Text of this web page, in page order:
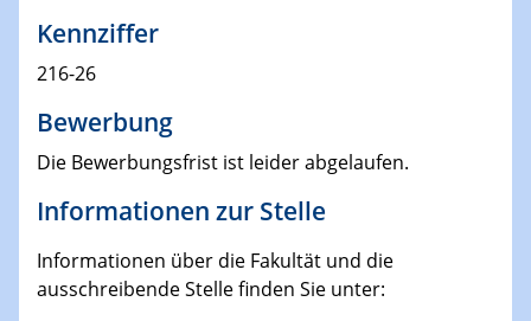
Kennziffer
216-26
Bewerbung
Die Bewerbungsfrist ist leider abgelaufen.
Informationen zur Stelle
Informationen über die Fakultät und die
ausschreibende Stelle finden Sie unter: